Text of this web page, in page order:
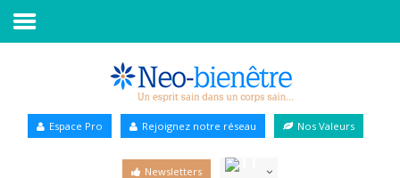
Annuaire Bien-être
Espace Pro Rejoignez notre réseau Nos Valeurs
Newsletters